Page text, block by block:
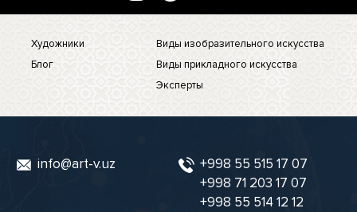
Художники
Блог
Виды изобразительного искусства
Виды прикладного искусства
Эксперты
info@art-v.uz
+998 55 515 17 07
+998 71 203 17 07
+998 55 514 12 12